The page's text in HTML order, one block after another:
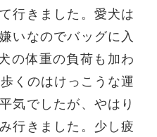
行きました。愛犬は
いなのでバッグに入
の体重の負荷も加わ
くのはけっこうな運
気でしたが、やはり
行きました。少し疲